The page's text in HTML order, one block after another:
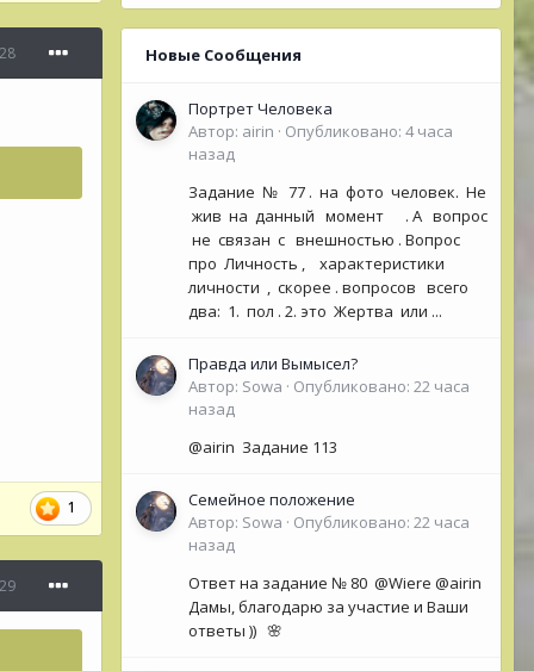
1
Новые Сообщения
Портрет Человека
Автор: airin · Опубликовано: 4 часа
назад
Задание № 77 . на фото человек. Не
жив на данный момент . А вопрос
не связан с внешностью . Вопрос
про Личность , характеристики
личности , скорее . вопросов всего
два: 1. пол . 2. это Жертва или ...
Правда или Вымысел?
Автор: Sowa · Опубликовано: 22 часа
назад
@airin Задание 113
Семейное положение
Автор: Sowa · Опубликовано: 22 часа
назад
Ответ на задание № 80 @Wiere @airin
Дамы, благодарю за участие и Ваши
ответы )) 🌸